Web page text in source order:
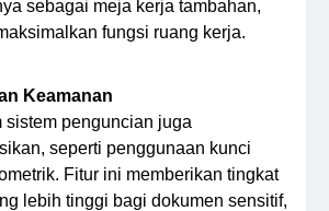
sebagai meja kerja tambahan,
fungsi ruang kerja.
Keamanan
sistem penguncian juga
seperti penggunaan kunci
Fitur ini memberikan tingkat
lebih tinggi bagi dokumen sensitif,